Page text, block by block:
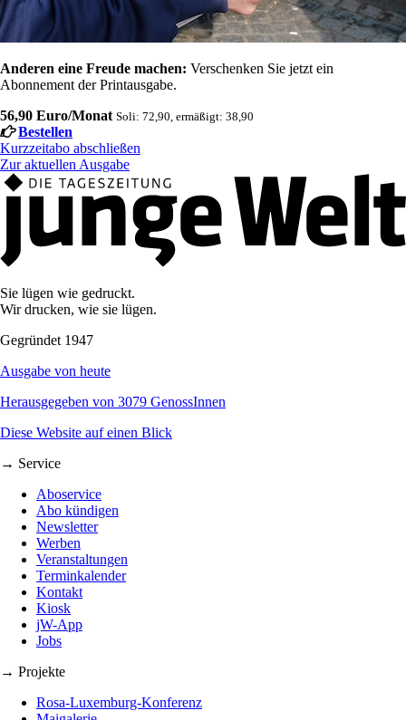
Anderen eine Freude machen: Verschenken Sie jetzt ein
Abonnement der Printausgabe.
56,90 Euro/Monat Soli: 72,90, ermäßigt: 38,90
Bestellen
Kurzzeitabo abschließen
Zur aktuellen Ausgabe
Sie lügen wie gedruckt.
Wir drucken, wie sie lügen.
Gegründet 1947
Ausgabe von heute
Herausgegeben von 3079 GenossInnen
Diese Website auf einen Blick
→ Service
Aboservice
Abo kündigen
Newsletter
Werben
Veranstaltungen
Terminkalender
Kontakt
Kiosk
jW-App
Jobs
→ Projekte
Rosa-Luxemburg-Konferenz